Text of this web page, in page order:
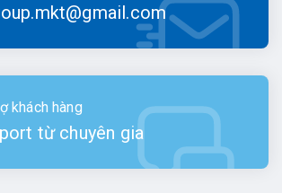
khách hàng
từ chuyên gia